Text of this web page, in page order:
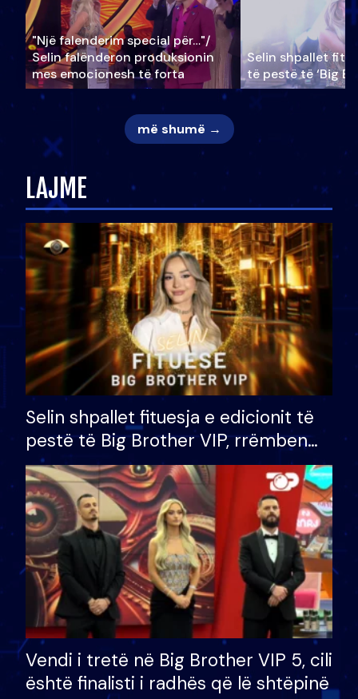
"Një falenderim special për…"/
Selin falënderon produksionin
mes emocionesh të forta
Selin shpallet
të pestë të ‘Big
më shumë →
LAJME
Selin shpallet fituesja e edicionit të
pestë të Big Brother VIP, rrëmben
çmimin e madh prej 100 mijë eurosh
Vendi i tretë në Big Brother VIP 5, cili
është finalisti i radhës që lë shtëpinë